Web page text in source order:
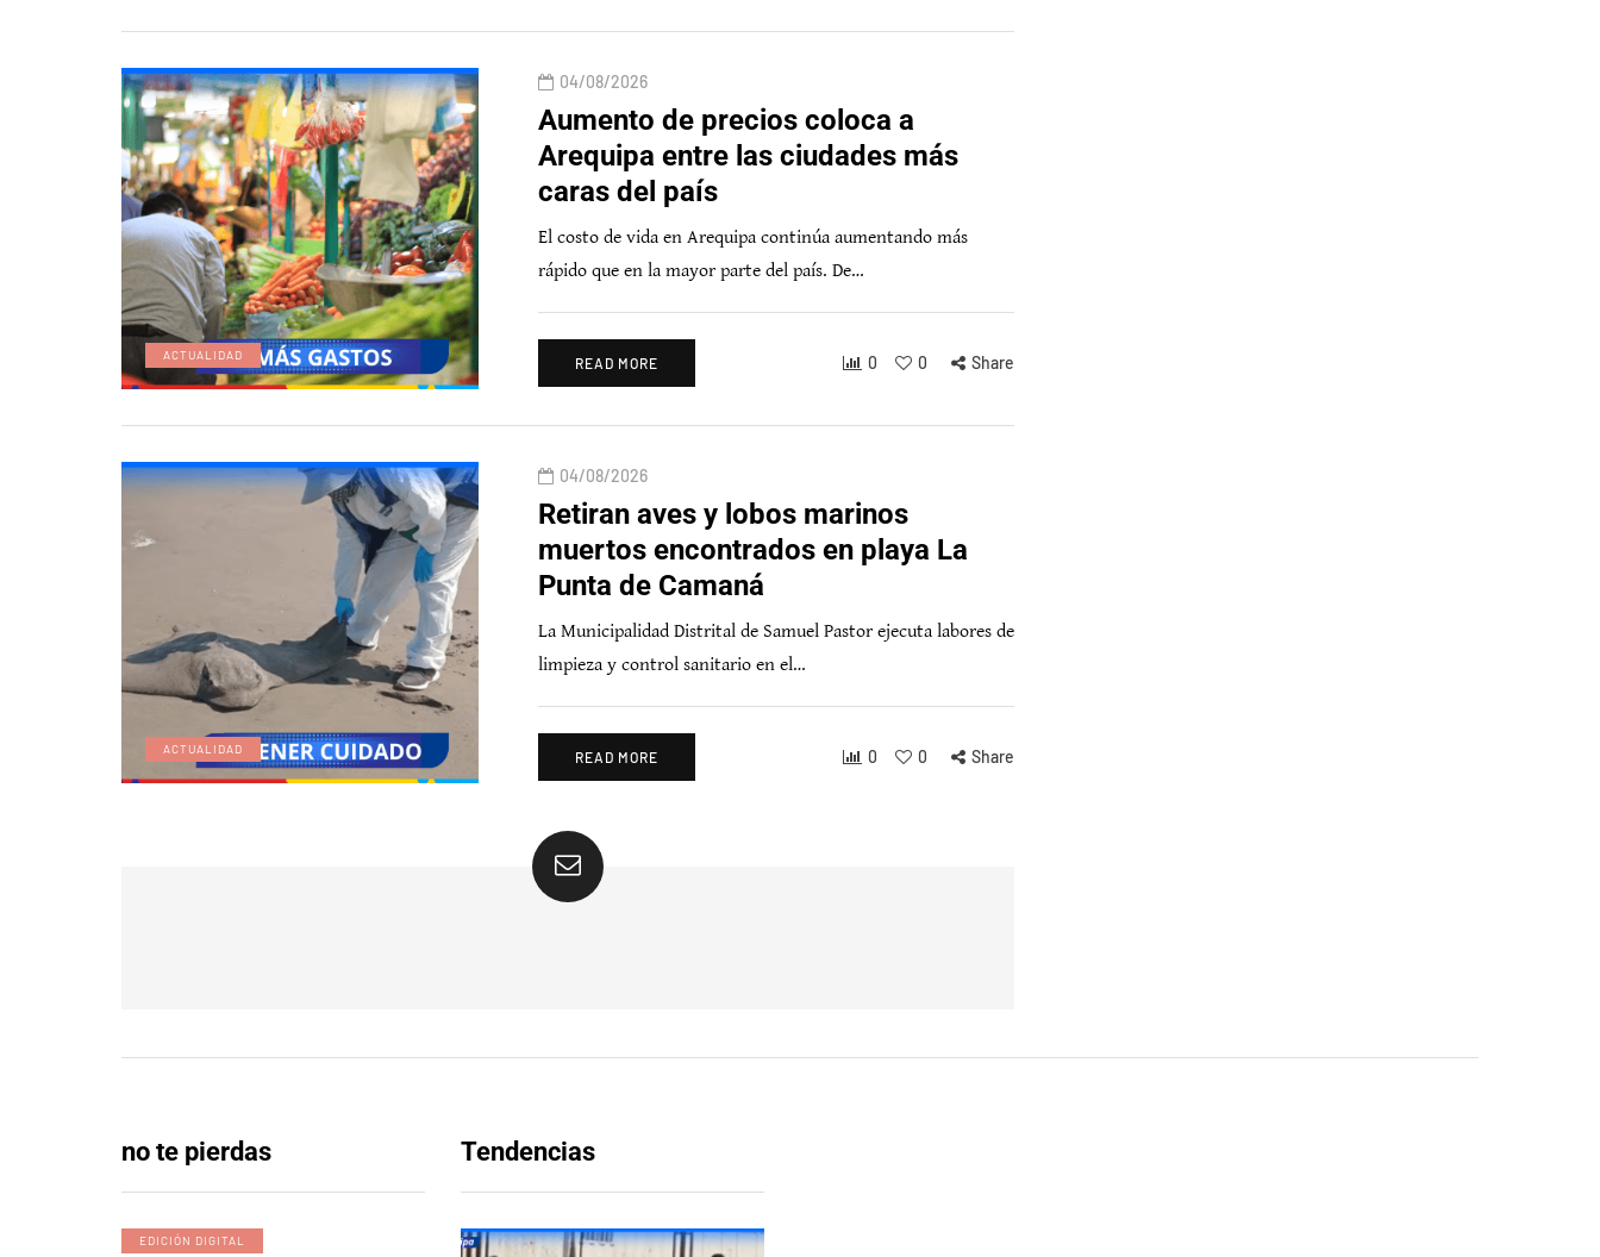
ACTUALIDAD
04/08/2026
Aumento de precios coloca a
Arequipa entre las ciudades más
caras del país
El costo de vida en Arequipa continúa aumentando más
rápido que en la mayor parte del país. De…
READ MORE 0 0 Share
ACTUALIDAD
04/08/2026
Retiran aves y lobos marinos
muertos encontrados en playa La
Punta de Camaná
La Municipalidad Distrital de Samuel Pastor ejecuta labores de
limpieza y control sanitario en el…
READ MORE 0 0 Share
no te pierdas
EDICIÓN DIGITAL
Tendencias